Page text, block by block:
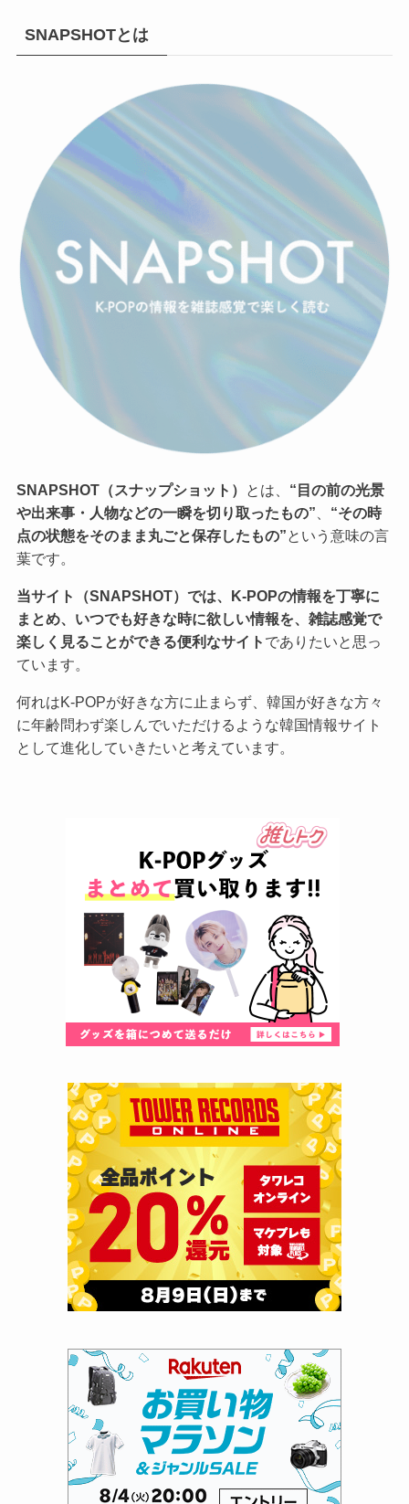
SNAPSHOTとは
SNAPSHOT（スナップショット） とは、 “目の前の光景
や出来事・人物などの一瞬を切り取ったもの”
“その時
点の状態をそのまま丸ごと保存したもの” という意味の言
葉です。
当サイト（SNAPSHOT）では、K-POPの情報を丁寧に
まとめ、いつでも好きな時に欲しい情報を、雑誌感覚で
楽しく見ることができる便利なサイト でありたいと思っ
ています。
何れはK-POPが好きな方に止まらず、韓国が好きな方々
に年齢問わず楽しんでいただけるような韓国情報サイト
として進化していきたいと考えています。